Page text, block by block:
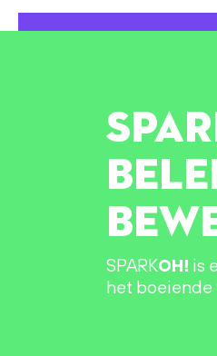
SPARKOH! is
het boeiende